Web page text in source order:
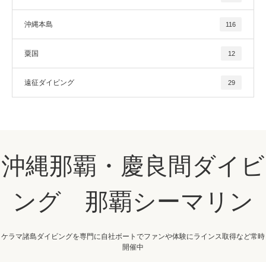
沖縄本島 116
粟国 12
遠征ダイビング 29
沖縄那覇・慶良間ダイビ
ング 那覇シーマリン
ケラマ諸島ダイビングを専門に自社ボートでファンや体験にラインス取得など常時
開催中